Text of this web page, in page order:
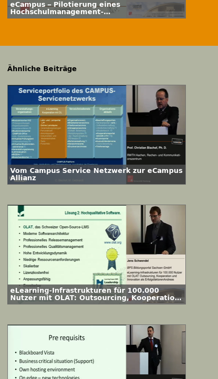
eCampus – Pilotierung eines
Hochschulmanagement-
Informationssystems
Ähnliche Beiträge
Vom Campus Service Netzwerk zur eCampus
Allianz
eLearning-Infrastrukturen für 100.000
Nutzer mit OLAT: Outsourcing, Kooperation
und Innovation als Erfolgsfaktoren